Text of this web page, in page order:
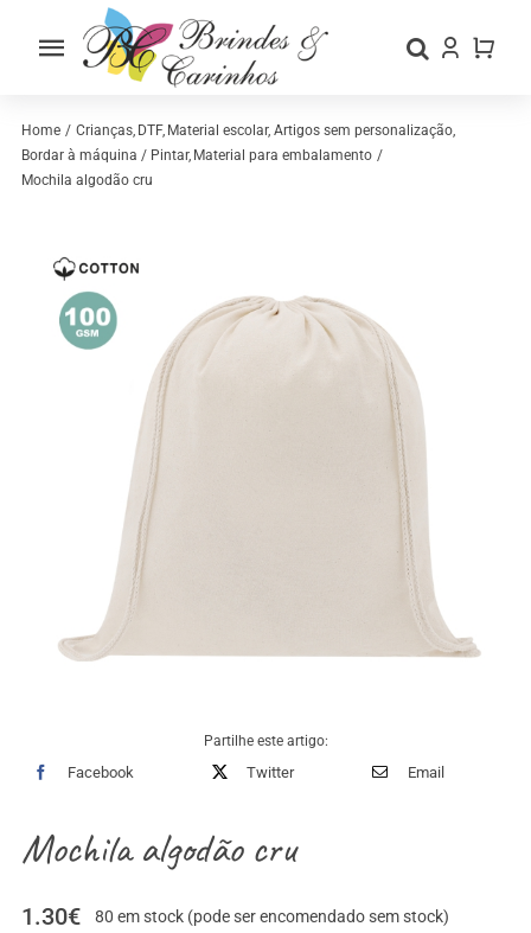
Toggle
Home
Sobre nós
Loja
Categorias
Home Crianças DTF Material escolar Artigos sem personalização
Bordar à máquina / Pintar Material para embalamento
Mochila algodão cru
Partilhe este artigo:
Facebook Twitter Email
Mochila algodão cru
1.30€ 80 em stock (pode ser encomendado sem stock)